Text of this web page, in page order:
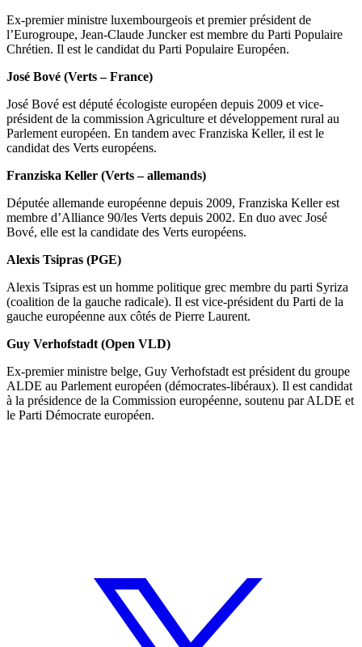
Ex-premier ministre luxembourgeois et premier président de
l’Eurogroupe, Jean-Claude Juncker est membre du Parti Populaire
Chrétien. Il est le candidat du Parti Populaire Européen.
José Bové (Verts – France)
José Bové est député écologiste européen depuis 2009 et vice-
président de la commission Agriculture et développement rural au
Parlement européen. En tandem avec Franziska Keller, il est le
candidat des Verts européens.
Franziska Keller (Verts – allemands)
Députée allemande européenne depuis 2009, Franziska Keller est
membre d’Alliance 90/les Verts depuis 2002. En duo avec José
Bové, elle est la candidate des Verts européens.
Alexis Tsipras (PGE)
Alexis Tsipras est un homme politique grec membre du parti Syriza
(coalition de la gauche radicale). Il est vice-président du Parti de la
gauche européenne aux côtés de Pierre Laurent.
Guy Verhofstadt (Open VLD)
Ex-premier ministre belge, Guy Verhofstadt est président du groupe
ALDE au Parlement européen (démocrates-libéraux). Il est candidat
à la présidence de la Commission européenne, soutenu par ALDE et
le Parti Démocrate européen.